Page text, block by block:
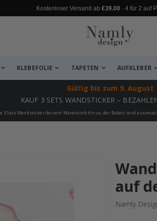
Kostenloser Versand ab €39.00 · 4 für 2 auf
KLEBEFOLIE TAPETEN AUFKLEBER
Gültig bis zum 9. August
KAUF 3 SETS WANDSTICKER –
3 Sets Wandsticker deinem Warenkorb hinzu, der Rabatt wird
auf
Namly